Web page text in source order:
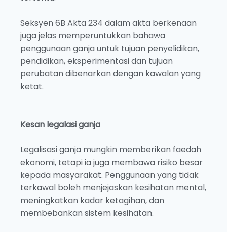
Seksyen 6B Akta 234 dalam akta berkenaan
juga jelas memperuntukkan bahawa
penggunaan ganja untuk tujuan penyelidikan,
pendidikan, eksperimentasi dan tujuan
perubatan dibenarkan dengan kawalan yang
ketat.
Kesan legalasi ganja
Legalisasi ganja mungkin memberikan faedah
ekonomi, tetapi ia juga membawa risiko besar
kepada masyarakat. Penggunaan yang tidak
terkawal boleh menjejaskan kesihatan mental,
meningkatkan kadar ketagihan, dan
membebankan sistem kesihatan.